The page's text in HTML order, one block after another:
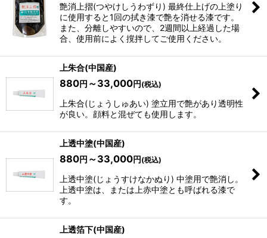
艶消上摺(つやけしうわずり) 最終仕上げの上塗り
に使用すると1回の拭き漆で艶を消せる漆です。
また、分離しやすいので、2週間以上経過した場
合、使用前によく撹拌してご使用ください。
上朱合(中国産)
880円 ～33,000円(税込)
上朱合(じょうしゅあい) 塗立用で艶があり透明性
が良い。顔料と混ぜても使用します。
上透中塗(中国産)
880円 ～33,000円(税込)
上透中塗(じょうすけなかぬり) 中塗用で艶消し。
上透中塗は、または上赤中塗とも呼ばれる漆で
す。
上透箔下(中国産)